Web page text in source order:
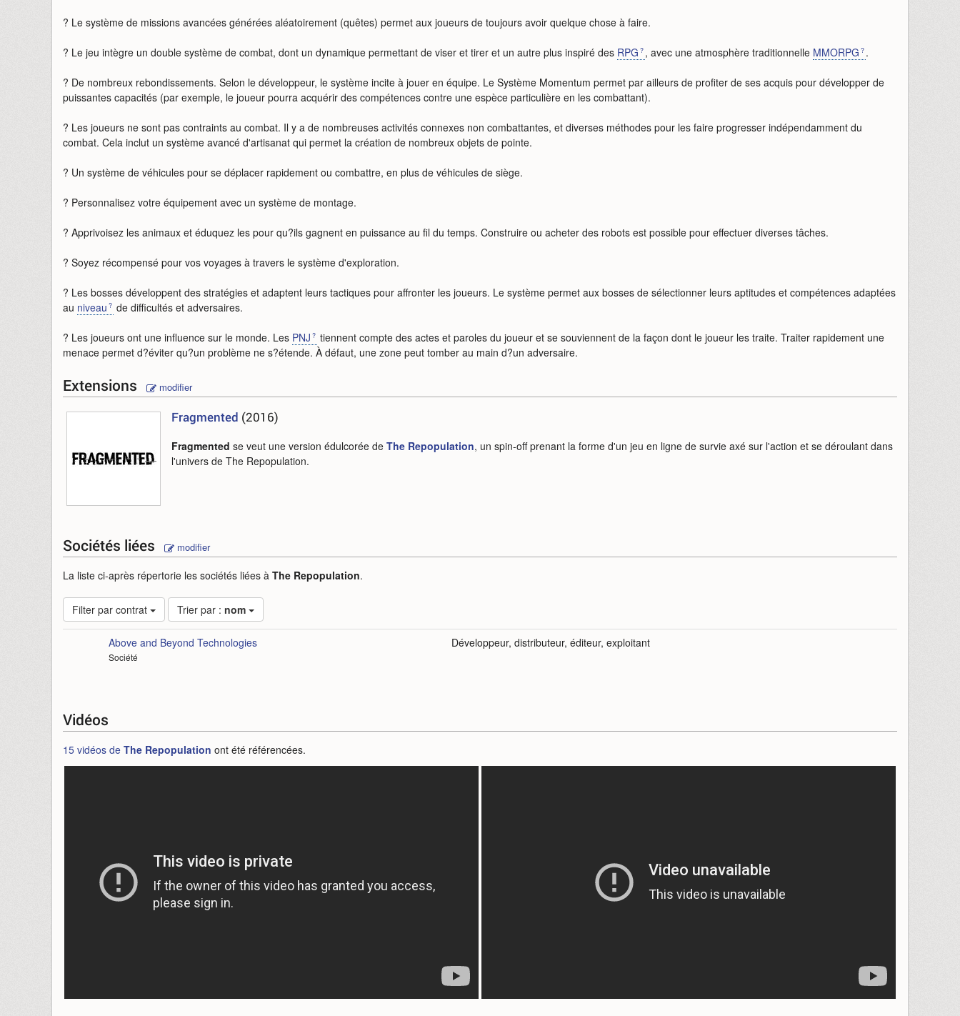
? Le système de missions avancées générées aléatoirement (quêtes) permet aux joueurs de toujours avoir quelque chose à faire.
? Le jeu intègre un double système de combat, dont un dynamique permettant de viser et tirer et un autre plus inspiré des RPG , avec une atmosphère traditionnelle MMORPG .
? De nombreux rebondissements. Selon le développeur, le système incite à jouer en équipe. Le Système Momentum permet par ailleurs de profiter de ses acquis pour développer de
puissantes capacités (par exemple, le joueur pourra acquérir des compétences contre une espèce particulière en les combattant).
? Les joueurs ne sont pas contraints au combat. Il y a de nombreuses activités connexes non combattantes, et diverses méthodes pour les faire progresser indépendamment du
combat. Cela inclut un système avancé d'artisanat qui permet la création de nombreux objets de pointe.
? Un système de véhicules pour se déplacer rapidement ou combattre, en plus de véhicules de siège.
? Personnalisez votre équipement avec un système de montage.
? Apprivoisez les animaux et éduquez les pour qu?ils gagnent en puissance au fil du temps. Construire ou acheter des robots est possible pour effectuer diverses tâches.
? Soyez récompensé pour vos voyages à travers le système d'exploration.
? Les bosses développent des stratégies et adaptent leurs tactiques pour affronter les joueurs. Le système permet aux bosses de sélectionner leurs aptitudes et compétences adaptées
au niveau de difficultés et adversaires.
? Les joueurs ont une influence sur le monde. Les PNJ
tiennent compte des actes et paroles du joueur et se souviennent de la façon dont le joueur les traite. Traiter rapidement une
menace permet d?éviter qu?un problème ne s?étende. À défaut, une zone peut tomber au main d?un adversaire.
Extensions modifier
Fragmented (2016)
Fragmented se veut une version édulcorée de The Repopulation, un spin-off prenant la forme d'un jeu en ligne de survie axé sur l'action et se déroulant dans
l'univers de The Repopulation.
Sociétés liées modifier
La liste ci-après répertorie les sociétés liées à The Repopulation.
Filter par contrat Trier par : nom
Above and Beyond Technologies
Société
Développeur, distributeur, éditeur, exploitant
Vidéos
15 vidéos de The Repopulation ont été référencées.